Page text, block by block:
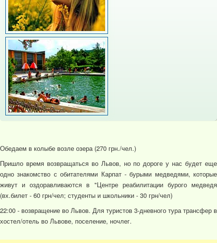
Обедаем в колыбе возле озера (270 грн./чел.)
Пришло время возвращаться во Львов, но по дороге у нас будет еще
одно знакомство с обитателями Карпат - бурыми медведями, которые
живут и оздоравливаются в "Центре реабилитации бурого медведя
(вх.билет - 60 грн/чел; студенты и школьники - 30 грн/чел)
22:00 - возвращение во Львов. Для туристов 3-дневного тура трансфер в
хостел/отель во Львове, поселение, ночлег.